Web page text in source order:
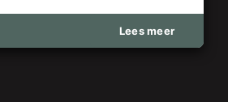
Lees meer